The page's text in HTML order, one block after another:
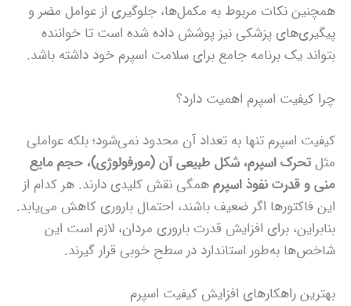
همچنین نکات مربوط به مکمل‌ها، جلوگیری از عوامل مضر و
پیگیری‌های پزشکی نیز پوشش داده شده است تا خواننده
بتواند یک برنامه جامع برای سلامت اسپرم خود داشته باشد.
چرا کیفیت اسپرم اهمیت دارد؟
کیفیت اسپرم تنها به تعداد آن محدود نمی‌شود؛ بلکه عواملی
مثلتحرک اسپرم، شکل طبیعی آن (مورفولوژی)، حجم مایع
منی و قدرت نفوذ اسپرمهمگی نقش کلیدی دارند. هر کدام از
این فاکتورها اگر ضعیف باشند، احتمال باروری کاهش می‌یابد.
بنابراین، برای افزایش قدرت باروری مردان، لازم است این
شاخص‌ها به‌طور استاندارد در سطح خوبی قرار گیرند.
بهترین راهکارهای افزایش کیفیت اسپرم